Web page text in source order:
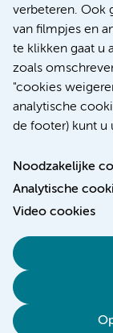
verbeteren. Ook
van filmpjes en
te klikken gaat u
zoals
"cookies
analytische
de footer) kunt u
Noodzakelijke
Analytische
Video cookies
Educatie
Educatie
Verwijzen &
Cookieverklaring